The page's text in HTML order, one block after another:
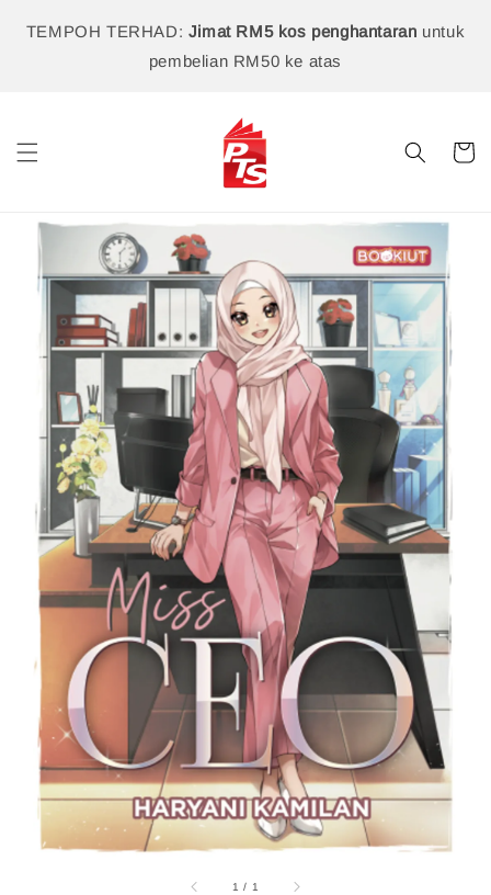
TEMPOH TERHAD: Jimat RM5 kos penghantaran untuk
pembelian RM50 ke atas
1 / 1